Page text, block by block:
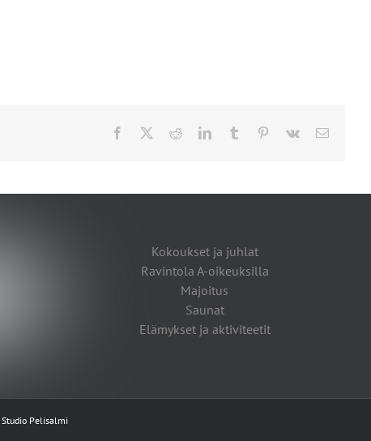
Facebook RedditLinkedInTumblr Pinterest
Vk
Kokoukset ja juhlat
Ravintola A-oikeuksilla
Majoitus
Saunat
Elämykset ja aktiviteetit
Studio Pelisalmi